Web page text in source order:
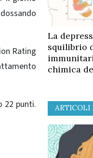
Rating
22 punti.
La
squilibrio
chimica
ARTICOLI